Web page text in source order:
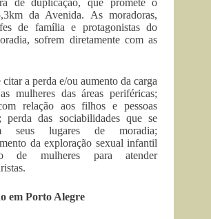
de duplicação, que promete o
da Avenida. As moradoras,
de família e protagonistas do
sofrem diretamente com as
a perda e/ou aumento da carga
mulheres das áreas periféricas;
relação aos filhos e pessoas
perda das sociabilidades que se
seus lugares de moradia;
da exploração sexual infantil
de mulheres para atender
em Porto Alegre